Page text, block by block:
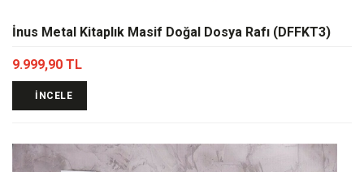
İnus Metal Kitaplık Masif Doğal Dosya Rafı (DFFKT3)
9.999,90 TL
İNCELE